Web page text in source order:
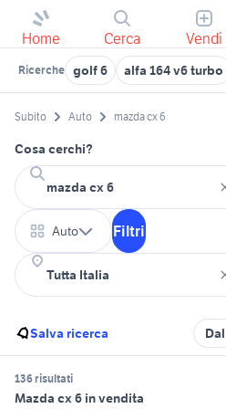
Home Cerca Vendi
Ricerche golf 6 alfa 164 v6 turbo
Subito Auto mazda cx 6
Cosa cerchi?
Auto Filtri
Salva ricerca
136 risultati
Mazda cx 6 in vendita